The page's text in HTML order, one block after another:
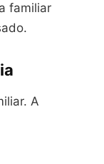
familiar
A